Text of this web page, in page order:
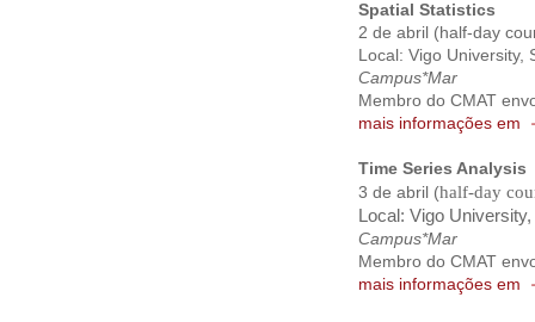
Spatial Statistics
2 de abril (half-day
Local: Vigo University,
Campus*Mar
Membro do CMAT
mais informações em
Time Series Analysis
3 de abril (half-day
Local: Vigo
Campus*Mar
Membro do CMAT
mais informações em